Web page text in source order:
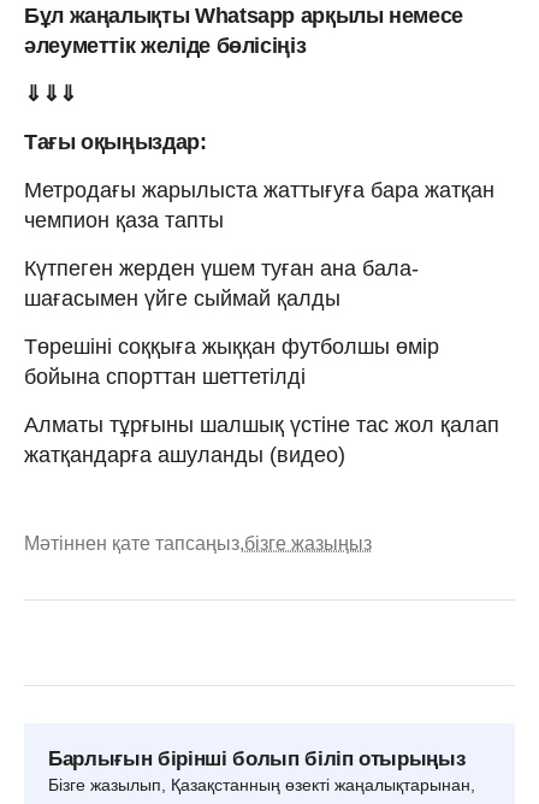
Бұл жаңалықты Whatsapp арқылы немесе
әлеуметтік желіде бөлісіңіз
⇓⇓⇓
Тағы оқыңыздар:
Метродағы жарылыста жаттығуға бара жатқан
чемпион қаза тапты
Күтпеген жерден үшем туған ана бала-
шағасымен үйге сыймай қалды
Төрешіні соққыға жыққан футболшы өмір
бойына спорттан шеттетілді
Алматы тұрғыны шалшық үстіне тас жол қалап
жатқандарға ашуланды (видео)
Мәтіннен қате тапсаңыз,бізге жазыңыз
Барлығын бірінші болып біліп отырыңыз
Бізге жазылып, Қазақстанның өзекті жаңалықтарынан,